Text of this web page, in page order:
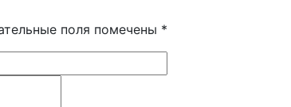
поля помечены *